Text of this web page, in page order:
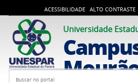
ACESSIBILIDADE ALTO CONTRASTE
Universidade
Busca